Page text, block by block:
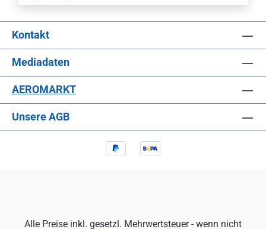
Kontakt
Mediadaten
AEROMARKT
Unsere AGB
Alle Preise inkl. gesetzl. Mehrwertsteuer - wenn nicht